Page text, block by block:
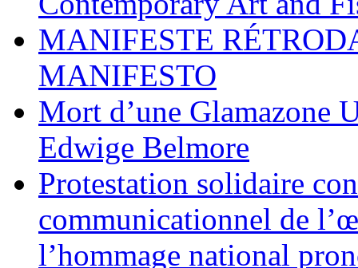
MANIFESTE
MANIFESTO
Mort d’une Glamazone
Edwige Belmore
Protestation solidaire
communicationnel de
l’hommage national